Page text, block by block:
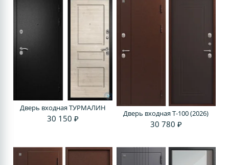
Дверь входная ТУРМАЛИН
30 150 ₽ Дверь входная Т-100 (2026)
30 780 ₽